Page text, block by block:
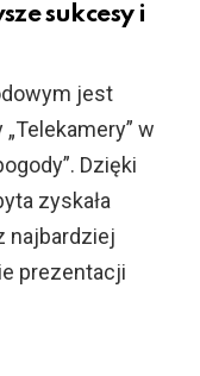
sukcesy i
jest
w
Dzięki
zyskała
najbardziej
prezentacji